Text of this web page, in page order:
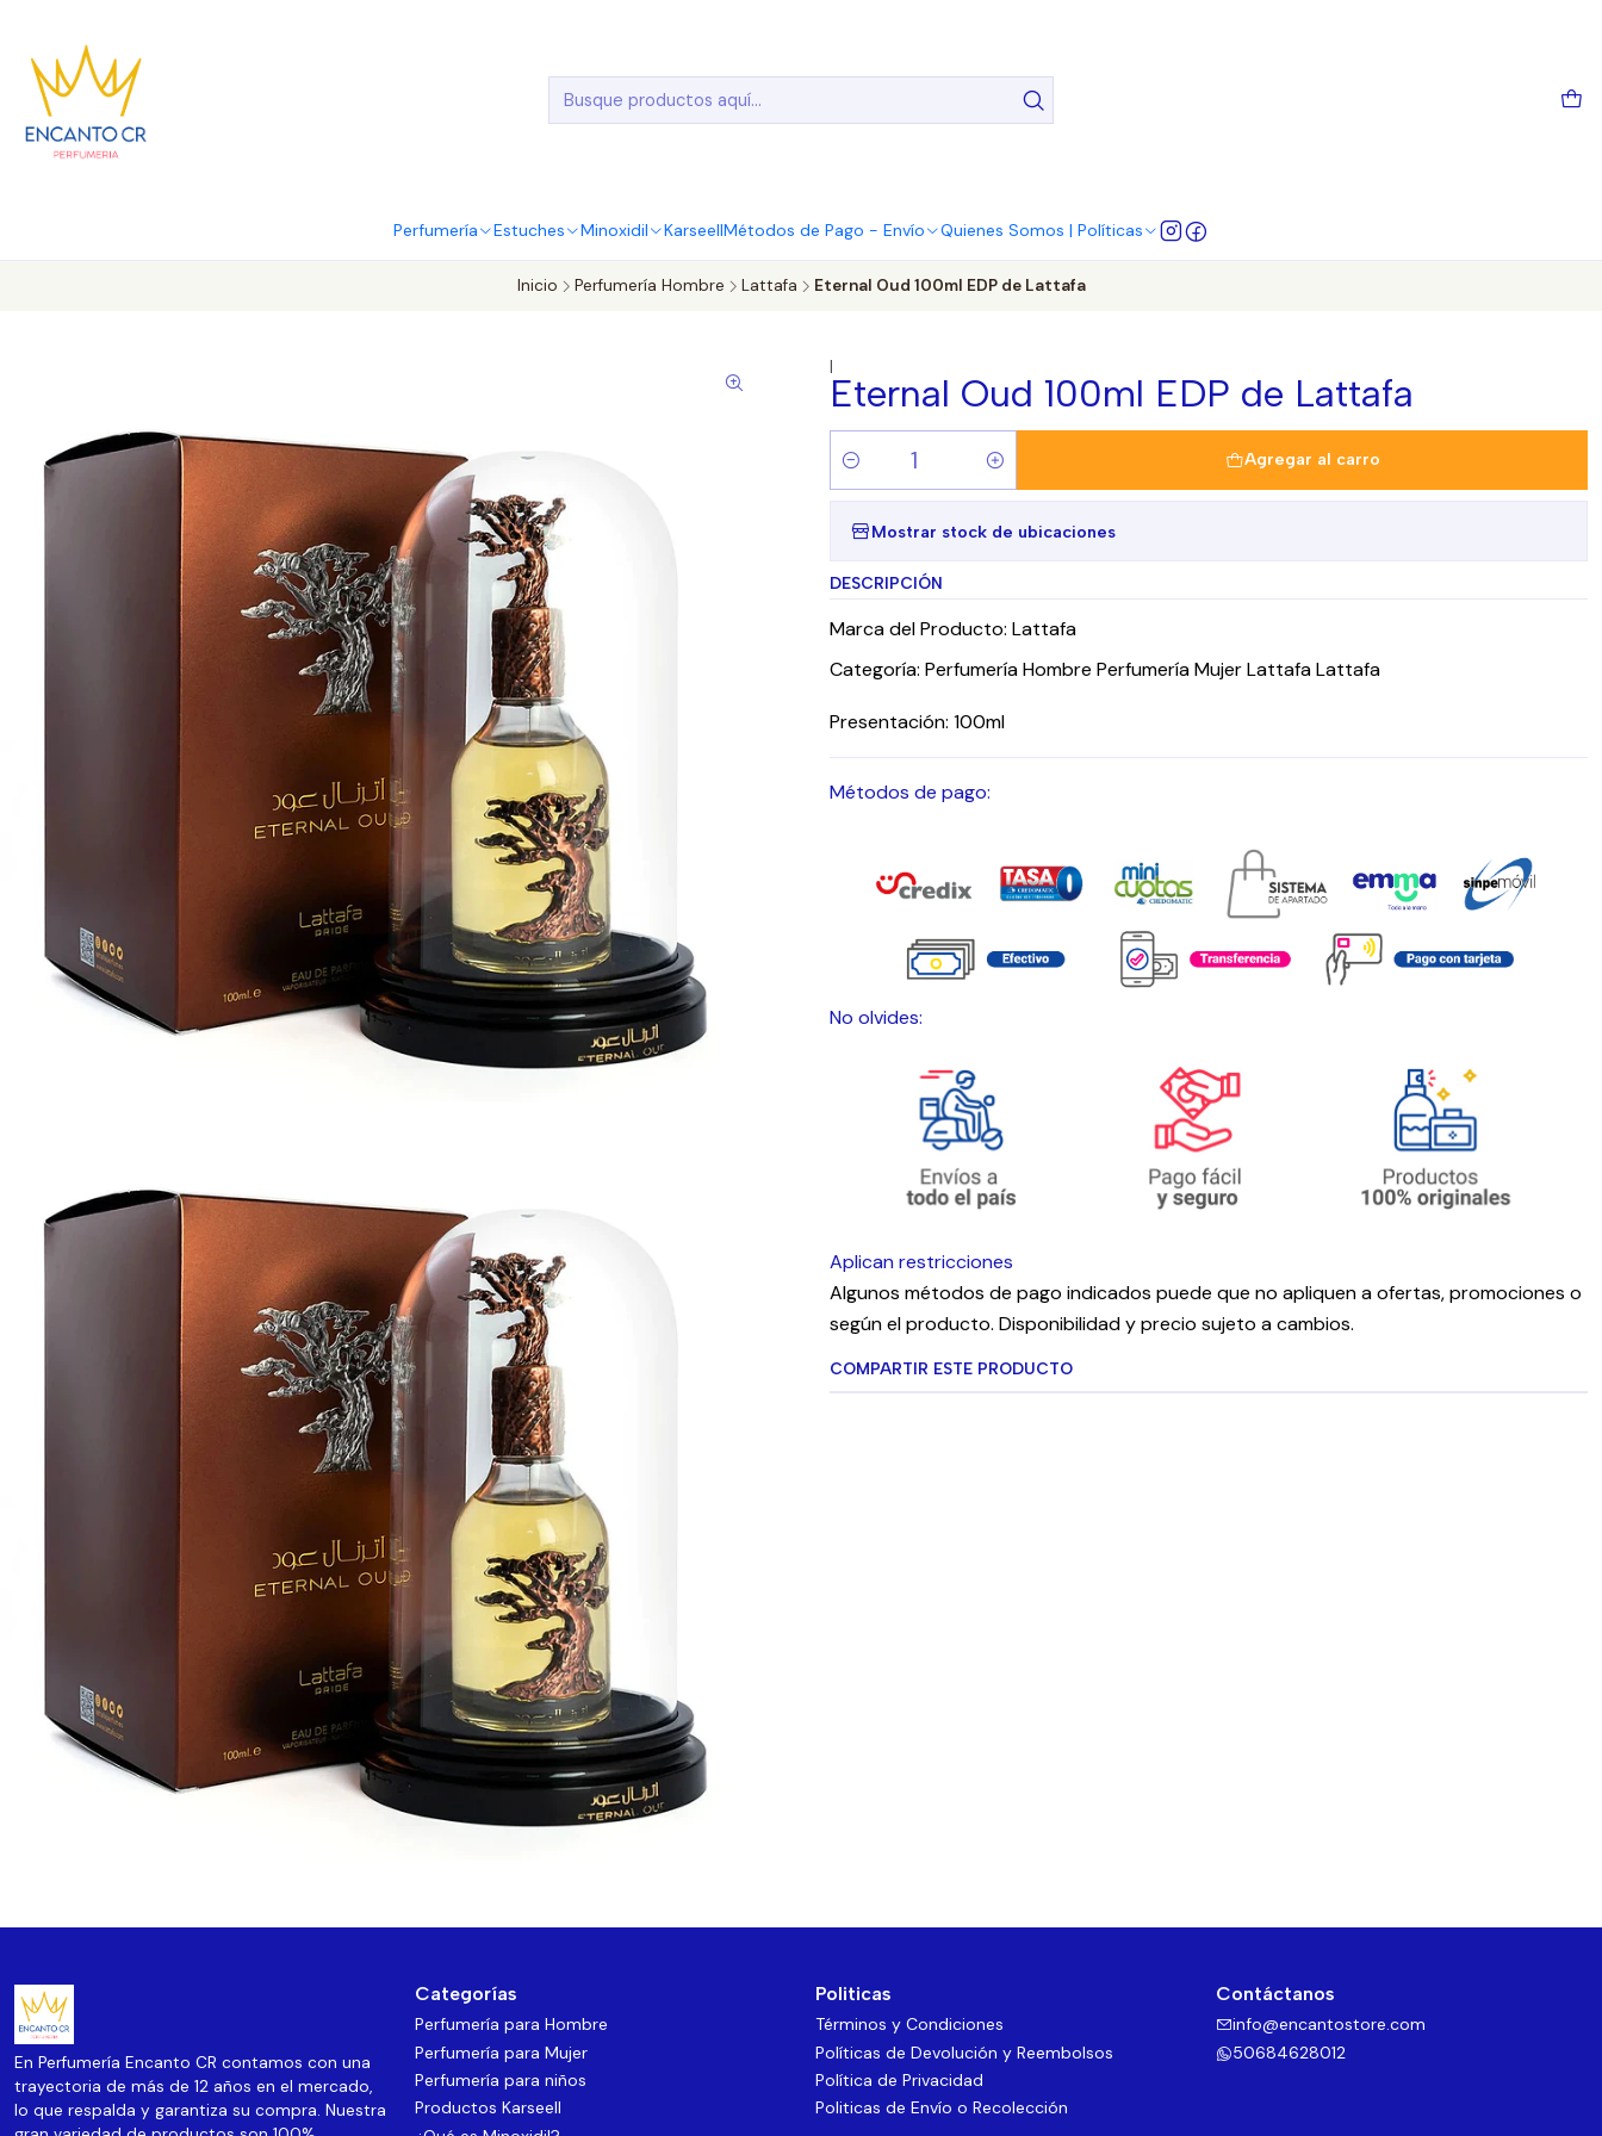
Perfumería Estuches Minoxidil KarseellMétodos de Pago - Envío Quienes Somos | Políticas
Inicio Perfumería Hombre Lattafa Eternal Oud 100ml EDP de Lattafa
|
Eternal Oud 100ml EDP de Lattafa
Cantidad
Agregar al carro
Mostrar stock de ubicaciones
DESCRIPCIÓN
Marca del Producto: Lattafa
Categoría: Perfumería Hombre Perfumería Mujer Lattafa Lattafa
Presentación: 100ml
Métodos de pago:
No olvides:
Aplican restricciones
Algunos métodos de pago indicados puede que no apliquen a ofertas, promociones o
según el producto. Disponibilidad y precio sujeto a cambios.
COMPARTIR ESTE PRODUCTO
En Perfumería Encanto CR contamos con una
trayectoria de más de 12 años en el mercado,
lo que respalda y garantiza su compra. Nuestra
Categorías
Perfumería para Hombre
Perfumería para Mujer
Perfumería para niños
Productos Karseell
Politicas
Términos y Condiciones
Políticas de Devolución y Reembolsos
Política de Privacidad
Politicas de Envío o Recolección
Contáctanos
info@encantostore.com
50684628012